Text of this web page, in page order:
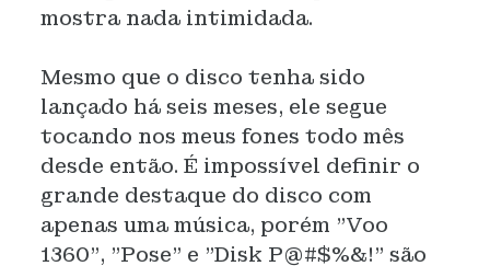
mostra nada intimidada.
Mesmo que o disco tenha sido
lançado há seis meses, ele segue
tocando nos meus fones todo mês
desde então. É impossível definir o
grande destaque do disco com
apenas uma música, porém "Voo
1360", "Pose" e "Disk P@#$%&!" são